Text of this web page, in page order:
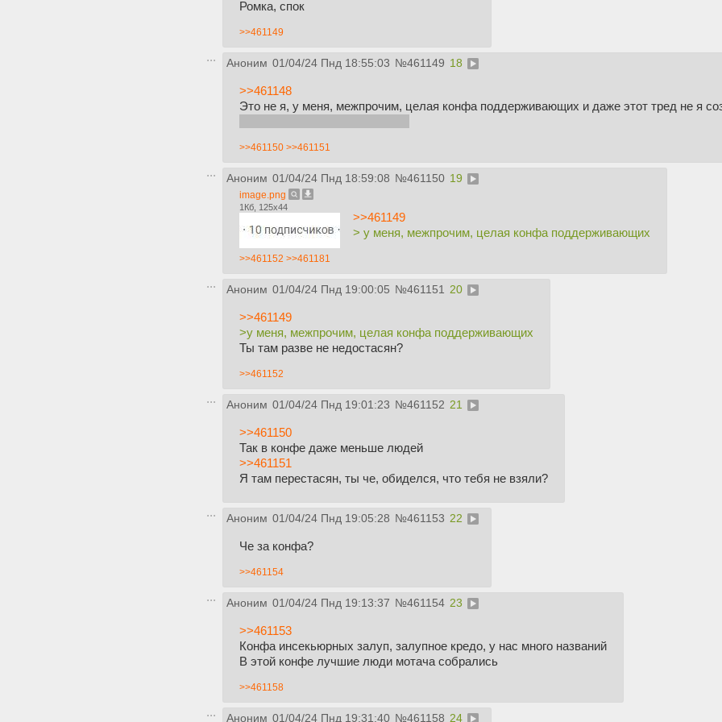
Ромка, спок
>>461149
Аноним 01/04/24 Пнд 18:55:03 №461149 18
>>461148
Это не я, у меня, межпрочим, целая конфа поддерживающих и даже этот тред не я
>>461150 >>461151
Аноним 01/04/24 Пнд 18:59:08 №461150 19
image.png
1Кб, 125x44
>>461149
> у меня, межпрочим, целая конфа поддерживающих
>>461152 >>461181
Аноним 01/04/24 Пнд 19:00:05 №461151 20
>>461149
>у меня, межпрочим, целая конфа поддерживающих
Ты там разве не недостасян?
>>461152
Аноним 01/04/24 Пнд 19:01:23 №461152 21
>>461150
Так в конфе даже меньше людей
>>461151
Я там перестасян, ты че, обиделся, что тебя не взяли?
Аноним 01/04/24 Пнд 19:05:28 №461153 22
Че за конфа?
>>461154
Аноним 01/04/24 Пнд 19:13:37 №461154 23
>>461153
Конфа инсекьюрных залуп, залупное кредо, у нас много названий
В этой конфе лучшие люди мотача собрались
>>461158
Аноним 01/04/24 Пнд 19:31:40 №461158 24